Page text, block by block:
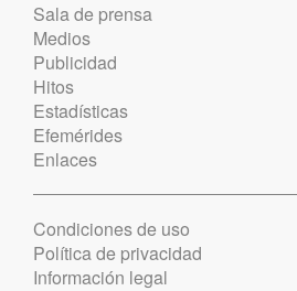
Sala de prensa
Medios
Publicidad
Hitos
Estadísticas
Efemérides
Enlaces
Condiciones de uso
Política de privacidad
Información legal